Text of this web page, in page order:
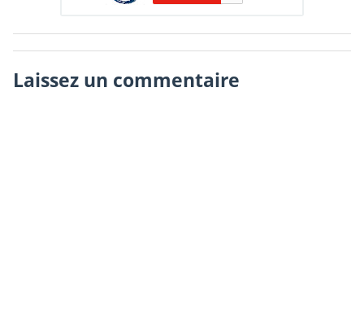
Laissez un commentaire